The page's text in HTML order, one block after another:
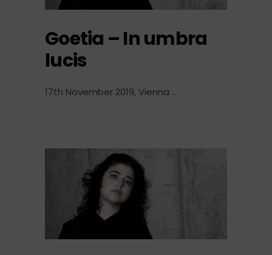
Goetia – In umbra
lucis
17th November 2019, Vienna